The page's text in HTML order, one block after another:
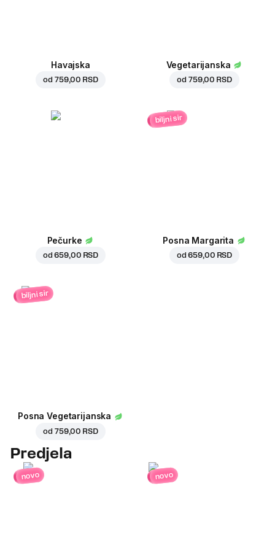
Havajska
od 759,00 RSD
Vegetarijanska
od 759,00 RSD
Pečurke
od659,00 RSD
biljni sir
Posna Margarita
od659,00 RSD
biljni sir
Posna Vegetarijanska
od 759,00 RSD
Predjela
novo novo